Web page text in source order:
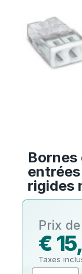
Bornes
rigides
€
Taxes